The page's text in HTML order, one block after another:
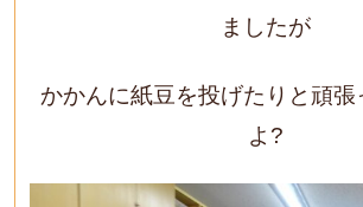
ましたが
かかんに紙豆を投げたりと頑張
よ?